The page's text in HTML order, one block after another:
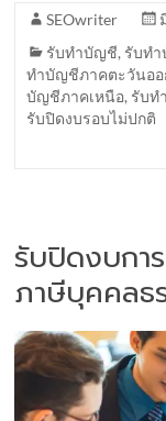
SEOwriter
รับทำบัญชี, รับท
ทำบัญชีภาคตะวันออ
บัญชีภาคเหนือ, รับท
รับปิดงบรอบไม่ปกติ
รับปิดงบกา
ภาษีบุคคลธ